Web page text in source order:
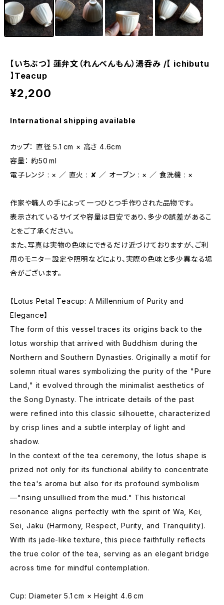
【いちぶつ】 蓮弁文（れんべんもん）湯呑み /【 ichibutu
】Teacup
¥2,200
International shipping available
カップ： 直径 5.1 cm × 高さ 4.6cm
容量： 約50 ml
電子レンジ : × ／ 直火 : ✘ ／ オーブン : × ／ 食洗機 : ×
作家や職人の手によって一つひとつ手作りされた品物です。
表示されているサイズや容量は目安であり、多少の誤差があるこ
とをご了承ください。
また、写真は実物の色味にできるだけ近づけておりますが、ご利
用のモニター設定や照明などにより、実際の色味と多少異なる場
合がございます。
【Lotus Petal Teacup: A Millennium of Purity and
Elegance】
The form of this vessel traces its origins back to the
lotus worship that arrived with Buddhism during the
Northern and Southern Dynasties. Originally a motif for
solemn ritual wares symbolizing the purity of the "Pure
Land," it evolved through the minimalist aesthetics of
the Song Dynasty. The intricate details of the past
were refined into this classic silhouette, characterized
by crisp lines and a subtle interplay of light and
shadow.
In the context of the tea ceremony, the lotus shape is
prized not only for its functional ability to concentrate
the tea's aroma but also for its profound symbolism
—"rising unsullied from the mud." This historical
resonance aligns perfectly with the spirit of Wa, Kei,
Sei, Jaku (Harmony, Respect, Purity, and Tranquility).
With its jade-like texture, this piece faithfully reflects
the true color of the tea, serving as an elegant bridge
across time for mindful contemplation.
Cup: Diameter 5.1 cm × Height 4.6 cm